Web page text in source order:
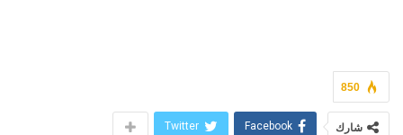
850
شارك Facebook
Twitter